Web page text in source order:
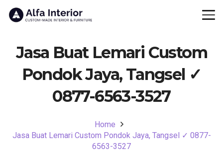
Jasa Buat Lemari Custom
Pondok Jaya, Tangsel ✓
0877-6563-3527
Home
Jasa Buat Lemari Custom Pondok Jaya, Tangsel ✓ 0877-
6563-3527